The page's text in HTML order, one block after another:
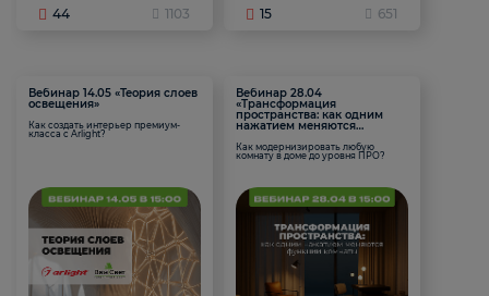
44 1103 15 651
Вебинар 14.05 «Теория слоев
освещения»
Как создать интерьер премиум-
класса с Arlight?
Вебинар 28.04
«Трансформация
пространства: как одним
нажатием меняются
Как модернизировать любую
комнату в доме до уровня ПРО?